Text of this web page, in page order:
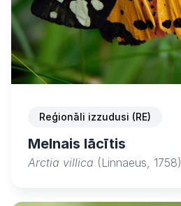
Reģionāli izzudusi (RE)
Melnais lācītis
Arctia villica (Linnaeus, 1758)